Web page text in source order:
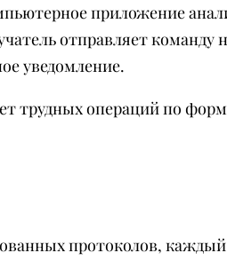
приложение
отправляет команду
уведомление.
трудных операций по
протоколов,